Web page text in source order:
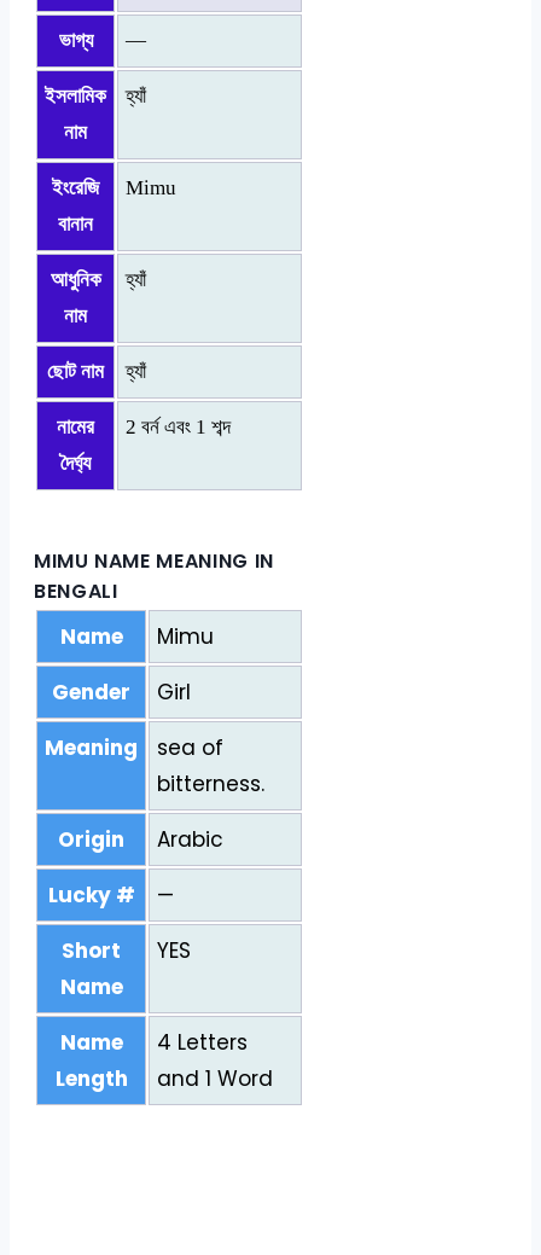
ভাগ্য —
ইসলামিক
নাম
হ্যাঁ
ইংরেজি
বানান
Mimu
আধুনিক
নাম
হ্যাঁ
ছোট নাম হ্যাঁ
নামের
দৈর্ঘ্য
2 বর্ন এবং 1 শব্দ
MIMU NAME MEANING IN
BENGALI
Name
Mimu
Gender
Girl
Meaning
sea of
bitterness.
Origin
Arabic
Lucky #
—
Short
Name
YES
Name
Length
4 Letters
and 1 Word